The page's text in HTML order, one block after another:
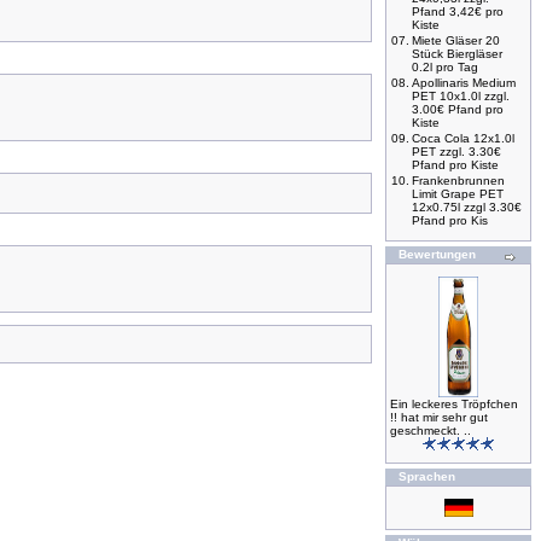
Pfand 3,42€ pro
Kiste
07. Miete Gläser 20
Stück Biergläser
0.2l pro Tag
08. Apollinaris Medium
PET 10x1.0l zzgl.
3.00€ Pfand pro
Kiste
09. Coca Cola 12x1.0l
PET zzgl. 3.30€
Pfand pro Kiste
10. Frankenbrunnen
Limit Grape PET
12x0.75l zzgl 3.30€
Pfand pro Kis
Bewertungen
Ein leckeres Tröpfchen
!! hat mir sehr gut
geschmeckt. ..
Sprachen